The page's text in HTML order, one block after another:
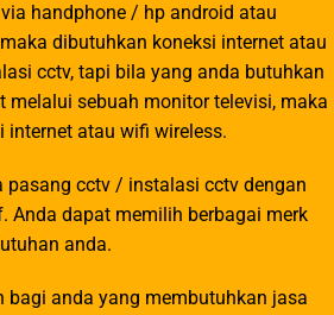
handphone / hp android atau
dibutuhkan koneksi internet atau
cctv, tapi bila yang anda butuhkan
melalui sebuah monitor televisi, maka
internet atau wifi wireless.
pasang cctv / instalasi cctv dengan
Anda dapat memilih berbagai merk
anda.
bagi anda yang membutuhkan jasa